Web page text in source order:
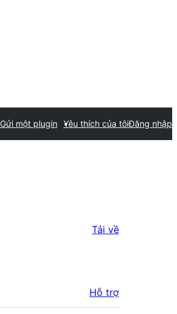
Gửi một plugin Yêu thích của tôiĐăng nhập
Tải về
Hỗ trợ